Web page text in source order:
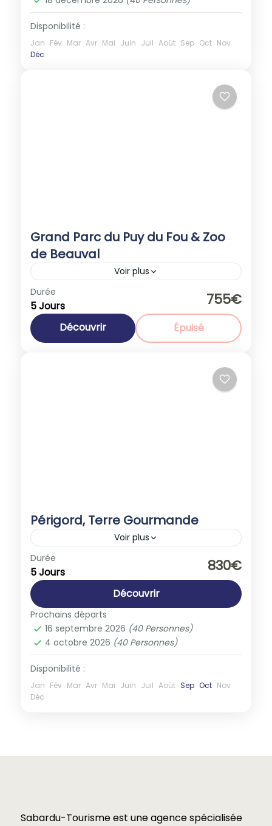
Disponibilité :
Jan Fév Mar Avr Mai Juin Juil Août Sep Oct Nov
Déc
Grand Parc du Puy du Fou & Zoo
de Beauval
Voir plus
Promotions
Europe,France
1-40 People
Durée
5 Jours 755€
Découvrir Épuisé
Périgord, Terre Gourmande
Voir plus
Europe
1-40 People
Durée
5 Jours 830€
Découvrir
Prochains départs
16 septembre 2026 (40 Personnes)
4 octobre 2026 (40 Personnes)
Disponibilité :
Jan Fév Mar Avr Mai Juin Juil Août Sep Oct Nov
Déc
Sabardu-Tourisme est une agence spécialisée